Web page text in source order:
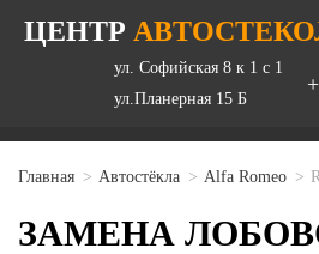
ЦЕНТР
ул. Софийская 8 к 1 с 1
ул.Планерная 15 Б
Главная Автостёкла Alfa Romeo
ЗАМЕНА